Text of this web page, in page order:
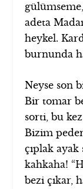
adeta
heykel.
burnunda
Neyse son
Bir tomar
sorti, bu
Bizim
çıplak
kahkaha!
bezi çıkar,